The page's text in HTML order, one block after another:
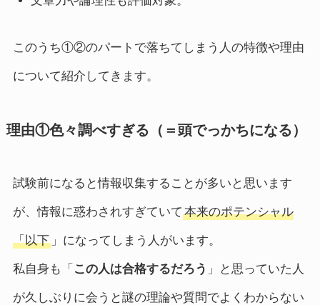
このうち①②のパートで落ちてしまう人の特徴や理由
について紹介してきます。
理由①色々調べすぎる（＝頭でっかちになる）
試験前になると情報収集することが多いと思います
が、情報に惑わされすぎていて 本来のポテンシャル
「以下」になってしまう人がいます。
私自身も「 この人は合格するだろう 」と思っていた人
が久しぶりに会うと謎の理論や質問でよくわからない